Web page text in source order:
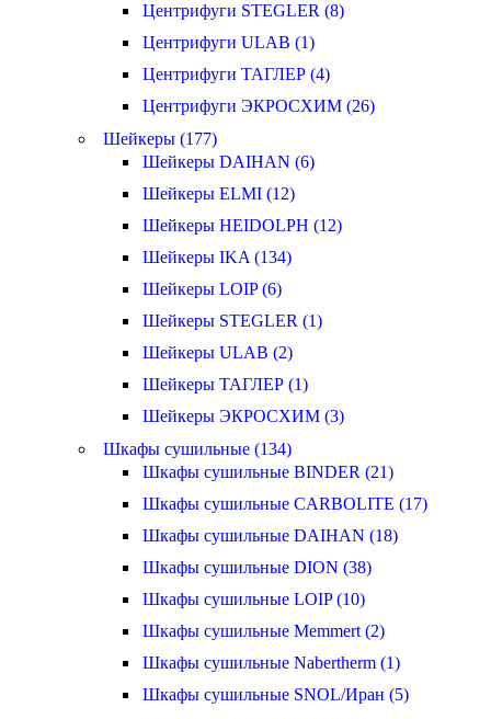
Центрифуги STEGLER (8)
Центрифуги ULAB (1)
Центрифуги ТАГЛЕР (4)
Центрифуги ЭКРОСХИМ (26)
Шейкеры (177)
Шейкеры DAIHAN (6)
Шейкеры ELMI (12)
Шейкеры HEIDOLPH (12)
Шейкеры IKA (134)
Шейкеры LOIP (6)
Шейкеры STEGLER (1)
Шейкеры ULAB (2)
Шейкеры ТАГЛЕР (1)
Шейкеры ЭКРОСХИМ (3)
Шкафы сушильные (134)
Шкафы сушильные BINDER (21)
Шкафы сушильные CARBOLITE (17)
Шкафы сушильные DAIHAN (18)
Шкафы сушильные DION (38)
Шкафы сушильные LOIP (10)
Шкафы сушильные Memmert (2)
Шкафы сушильные Nabertherm (1)
Шкафы сушильные SNOL/Иран (5)